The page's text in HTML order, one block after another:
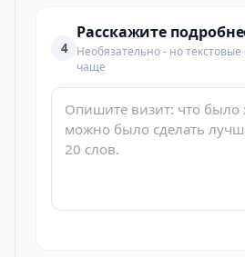
4
Расскажите
Необязательно - но
чаще